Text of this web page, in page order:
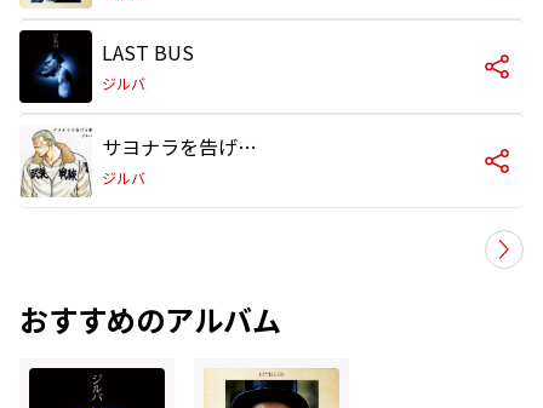
LAST BUS
ジルバ
サヨナラを告げる歌
ジルバ
おすすめのアルバム